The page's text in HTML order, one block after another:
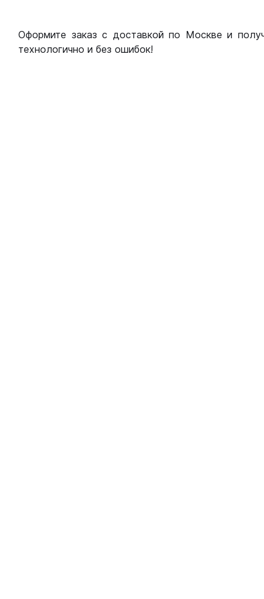
Оформите заказ с доставкой по Москве и
технологично и без ошибок!